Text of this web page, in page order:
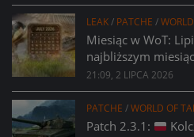
LEAK/ PATCHE /
Miesiąc w WoT:
najbliższym
21:09, 2 LIPCA 2026
PATCHE /WORLD OF
Patch 2.3.1: